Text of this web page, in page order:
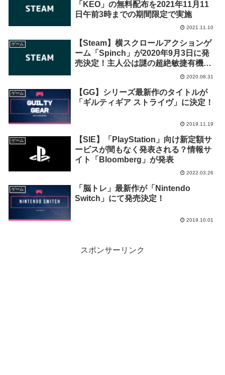
「KEO」の無料配布を2021年11月11
日午前3時までの期間限定で実施
2021.11.10
ゲーム
【Steam】横スクロールアクションゲ
ーム「Spinch」が2020年9月3日に発
売決定！主人公は謎の超絶敏捷有機生
2020.08.31
ゲーム
【GG】シリーズ最新作のタイトルが
「ギルティギア ストライヴ」に決定！
2019.11.19
ゲーム
【SIE】「PlayStation」向け新定額サ
ービスが間もなく発表される？情報サ
イト「Bloomberg」が発表
2022.03.26
ゲーム
「脳トレ」最新作が「Nintendo
Switch」にて発売決定！
2019.10.01
スポンサーリンク